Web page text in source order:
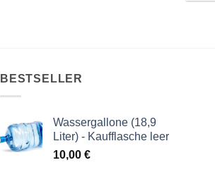
BESTSELLER
Wassergallone (18,9
Liter) - Kaufflasche leer
10,00 €